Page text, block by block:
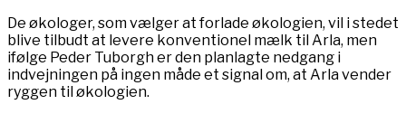
De økologer, som vælger at forlade økologien, vil i stedet
blive tilbudt at levere konventionel mælk til Arla, men
ifølge Peder Tuborgh er den planlagte nedgang i
indvejningen på ingen måde et signal om, at Arla vender
ryggen til økologien.